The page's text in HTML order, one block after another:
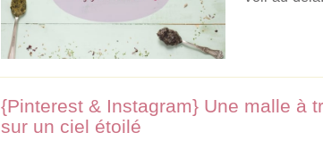
{Pinterest & Instagram} Une malle à
sur un ciel étoilé